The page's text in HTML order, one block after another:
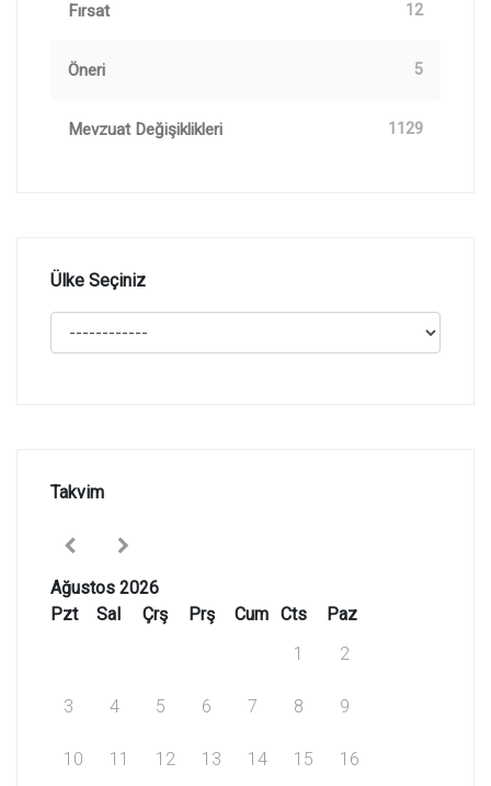
Fırsat 12
Öneri 5
Mevzuat Değişiklikleri 1129
Ülke Seçiniz
Takvim
Ağustos 2026
Pzt
Sal Çrş Prş Cum Cts
Paz
1
2
3 4 5 6 7 8 9
10 11 12 13 14 15 16